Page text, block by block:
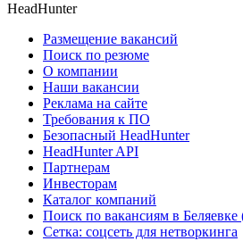
HeadHunter
Размещение вакансий
Поиск по резюме
О компании
Наши вакансии
Реклама на сайте
Требования к ПО
Безопасный HeadHunter
HeadHunter API
Партнерам
Инвесторам
Каталог компаний
Поиск по вакансиям в Беляевке
Сетка: соцсеть для нетворкинга